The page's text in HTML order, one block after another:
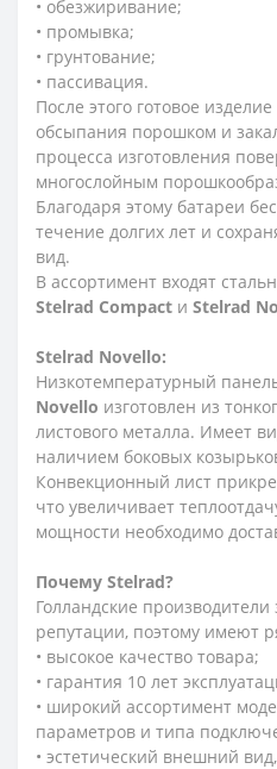
• обезжиривание;
• промывка;
• грунтование;
• пассивация.
После этого готовое
обсыпания порошком и
процесса изготовления
многослойным
Благодаря этому батареи
течение долгих лет и
вид.
В ассортимент входят
Stelrad Compact и Stelrad
Stelrad Novello:
Низкотемпературный
Novello изготовлен из
листового металла. Имеет
наличием боковых
Конвекционный лист
что увеличивает
мощности необходимо
Почему Stelrad?
Голландские производители
репутации, поэтому имеют
• высокое качество товара;
• гарантия 10 лет
• широкий ассортимент
параметров и типа
• эстетический внешний